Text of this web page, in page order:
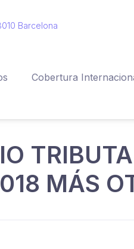
Barcelona
Cobertura
MÁS